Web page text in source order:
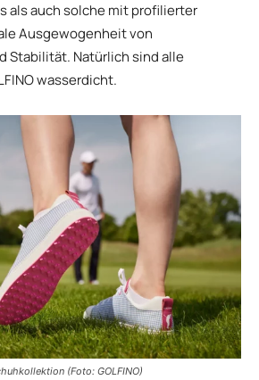
als auch solche mit profilierter
Ausgewogenheit von
Stabilität. Natürlich sind alle
wasserdicht.
(Foto: GOLFINO)